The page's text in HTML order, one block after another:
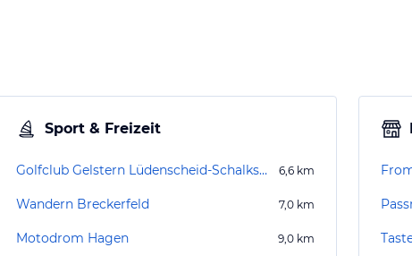
Sport & Freizeit
Golfclub Gelstern Lüdenscheid-Schalksmühle e.V. 6,6 km
Wandern Breckerfeld 7,0 km
Motodrom Hagen 9,0 km